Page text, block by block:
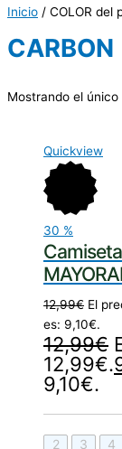
Inicio / COLOR del
CARBON
Mostrando el
Quickview
30 %
12,99€ El
es: 9,10€.
12,99€
12,99€.
9,10€.
2 3 4